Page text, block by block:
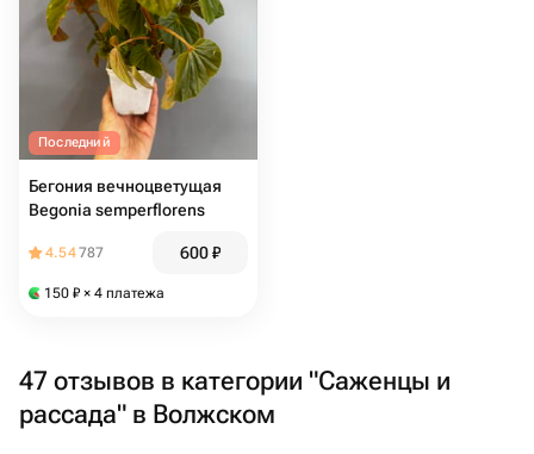
Последний
Бегония вечноцветущая
Begonia semperflorens
4.54787 600₽
150 ₽ × 4 платежа
47 отзывов в категории "Саженцы и
рассада" в Волжском